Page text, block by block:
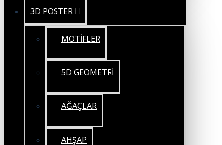
3D POSTER
MOTİFLER
5D GEOMETRİ
AĞAÇLAR
AHŞAP